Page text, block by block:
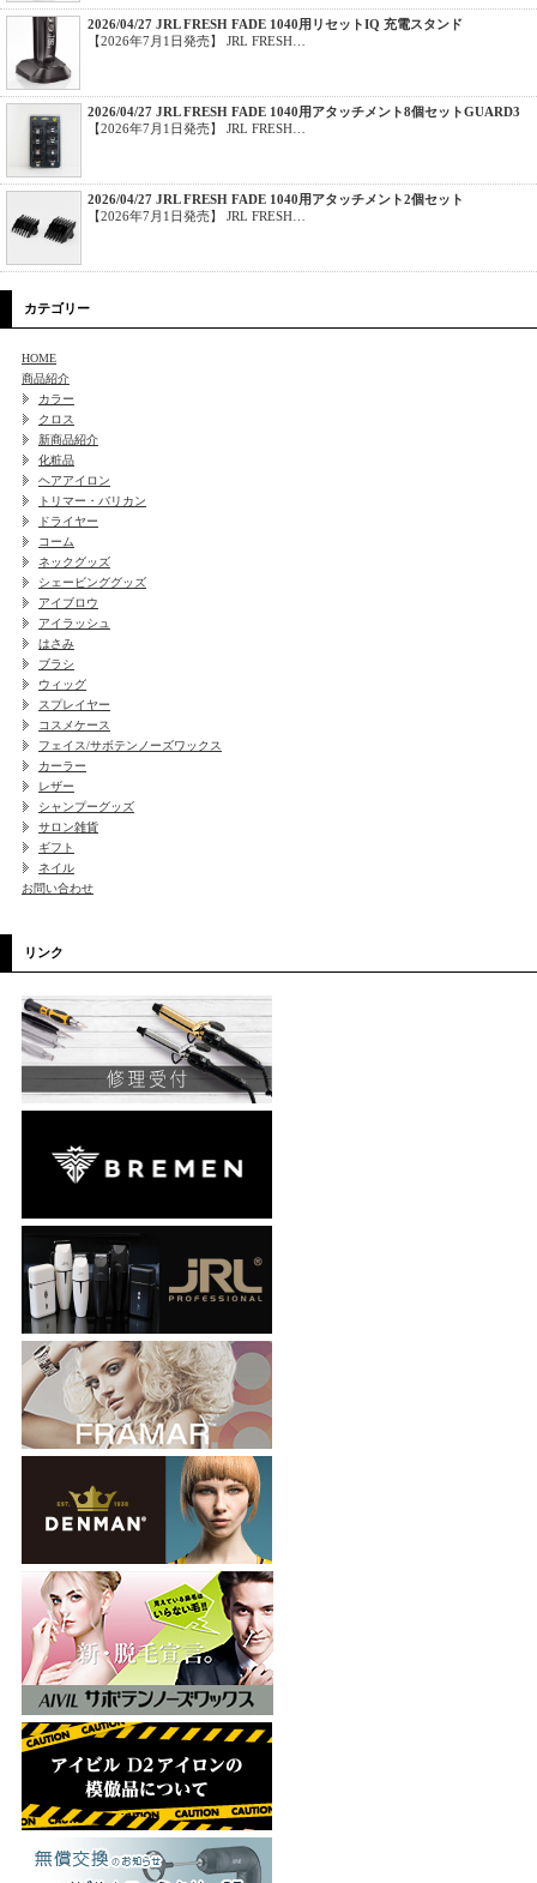
2026/04/27 JRL FRESH FADE 1040用リセットIQ 充電スタンド
【2026年7月1日発売】 JRL FRESH…
2026/04/27 JRL FRESH FADE 1040用アタッチメント8個セットGUARD3
【2026年7月1日発売】 JRL FRESH…
2026/04/27 JRL FRESH FADE 1040用アタッチメント2個セット
【2026年7月1日発売】 JRL FRESH…
カテゴリー
HOME
商品紹介
カラー
クロス
新商品紹介
化粧品
ヘアアイロン
トリマー・バリカン
ドライヤー
コーム
ネックグッズ
シェービンググッズ
アイブロウ
アイラッシュ
はさみ
ブラシ
ウィッグ
スプレイヤー
コスメケース
フェイス/サボテンノーズワックス
カーラー
レザー
シャンプーグッズ
サロン雑貨
ギフト
ネイル
お問い合わせ
リンク